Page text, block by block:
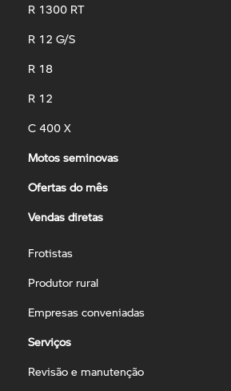
R 1300 RT
R 12 G/S
R 18
R 12
C 400 X
Motos seminovas
Ofertas do mês
Vendas diretas
Frotistas
Produtor rural
Empresas conveniadas
Serviços
Revisão e manutenção